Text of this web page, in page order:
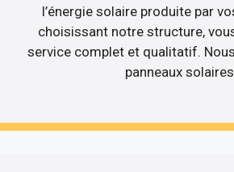
l’énergie solaire produite par
choisissant notre structure,
service complet et qualitatif.
panneaux